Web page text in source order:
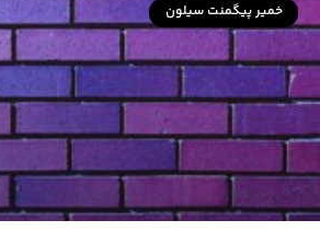
خمیر پیگمنت سیلون